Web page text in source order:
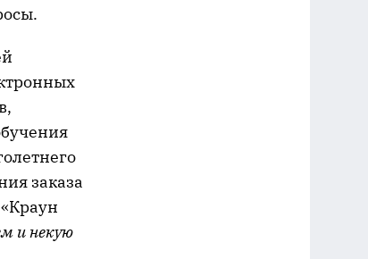
заказа
и некую